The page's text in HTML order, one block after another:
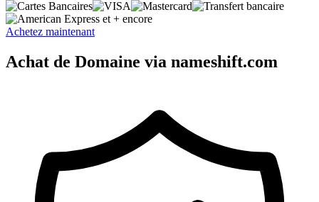
et + encore
Achetez maintenant
Achat de Domaine via nameshift.com